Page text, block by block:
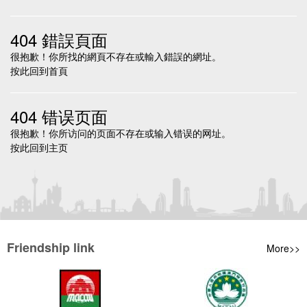
404 錯誤頁面
很抱歉！你所找的網頁不存在或輸入錯誤的網址。
按此回到首頁
404 错误页面
很抱歉！你所访问的页面不存在或输入错误的网址。
按此回到主页
Friendship link More>>